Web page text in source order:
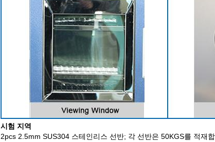
시험 지역
2pcs 2.5mm SUS304 스테인리스 선반; 각 선반은 50KGS를 적재